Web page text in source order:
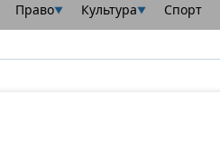
Право▼ Культура▼ Спорт